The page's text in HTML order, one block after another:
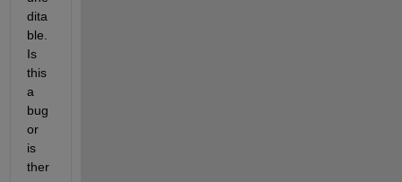
dita
ble.
Is
this
a
bug
or
is
ther